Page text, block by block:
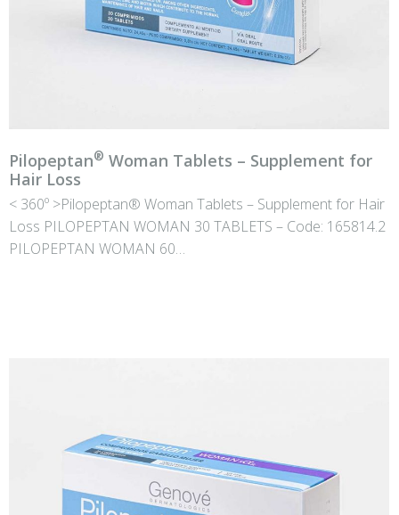
Pilopeptan® Woman Tablets – Supplement for
Hair Loss
< 360º >Pilopeptan® Woman Tablets – Supplement for Hair
Loss PILOPEPTAN WOMAN 30 TABLETS – Code: 165814.2
PILOPEPTAN WOMAN 60…